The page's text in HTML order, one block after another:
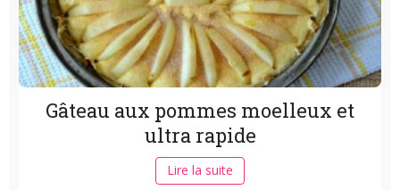
Gâteau aux pommes moelleux et
ultra rapide
Lire la suite